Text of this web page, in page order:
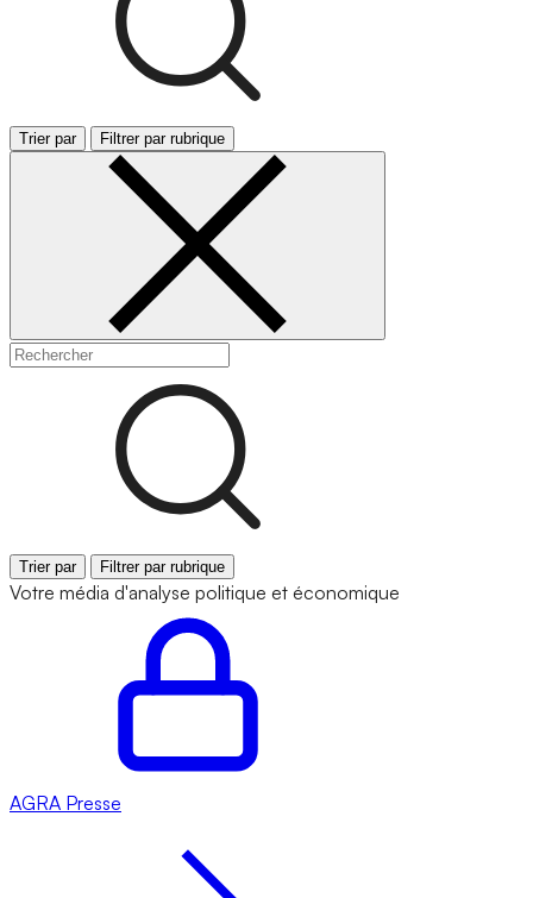
Trier par Filtrer par rubrique
Trier par Filtrer par rubrique
Votre média d'analyse politique et économique
AGRA Presse